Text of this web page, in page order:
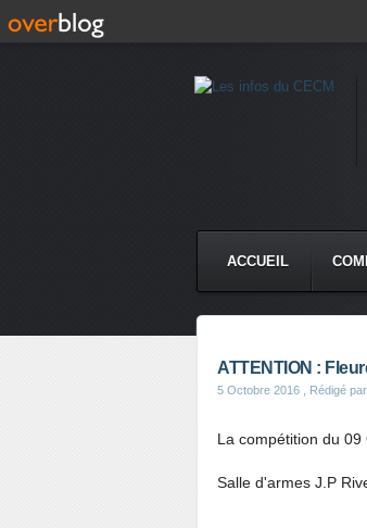
ACCUEIL
ATTENTION :
5 Octobre 2016 , Rédigé
La compétition du
Salle d'armes J.P